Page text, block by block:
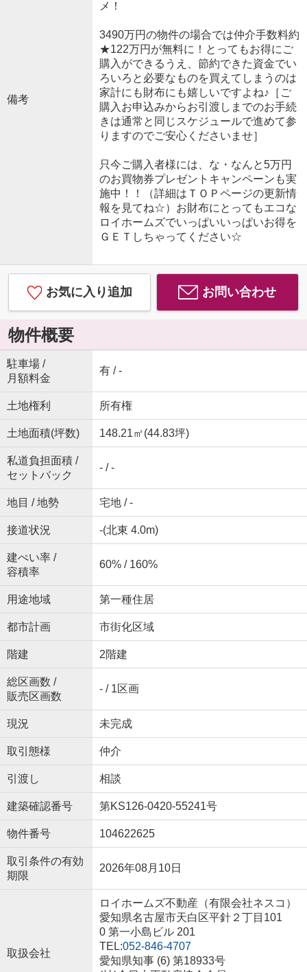
備考
メ！
3490万円の物件の場合では仲介手数料約
★122万円が無料に！とってもお得にご
購入ができるうえ、節約できた資金でい
ろいろと必要なものを買えてしまうのは
家計にも財布にも嬉しいですよね♪［ご
購入お申込みからお引渡しまでのお手続
きは通常と同じスケジュールで進めて参
りますのでご安心くださいませ］
只今ご購入者様には、な・なんと5万円
のお買物券プレゼントキャンペーンも実
施中！！（詳細はＴＯＰページの更新情
報を見てね☆）お財布にとってもエコな
ロイホームズでいっぱいいっぱいお得を
ＧＥＴしちゃってください☆
お気に入り追加 お問い合わせ
物件概要
駐車場 /
月額料金
有 / -
土地権利 所有権
土地面積(坪数) 148.21㎡(44.83坪)
私道負担面積 /
セットバック
- / -
地目 / 地勢 宅地 / -
接道状況 -(北東 4.0m)
建ぺい率 /
容積率
60% / 160%
用途地域 第一種住居
都市計画 市街化区域
階建 2階建
総区画数 /
販売区画数
- / 1区画
現況 未完成
取引態様 仲介
引渡し 相談
建築確認番号 第KS126-0420-55241号
物件番号 104622625
取引条件の有効
期限
2026年08月10日
取扱会社
ロイホームズ不動産（有限会社ネスコ）
愛知県名古屋市天白区平針２丁目101
0 第一小島ビル 201
TEL:052-846-4707
愛知県知事 (6) 第18933号